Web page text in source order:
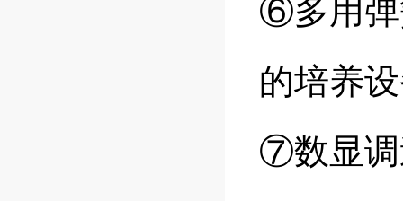
⑥多用弹
的培养
⑦数显